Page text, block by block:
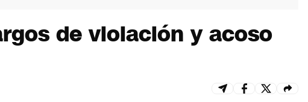
de violación y acoso